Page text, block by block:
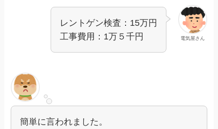
電気屋さん
レントゲン検査：15万円
工事費用：1万５千円
簡単に言われました。